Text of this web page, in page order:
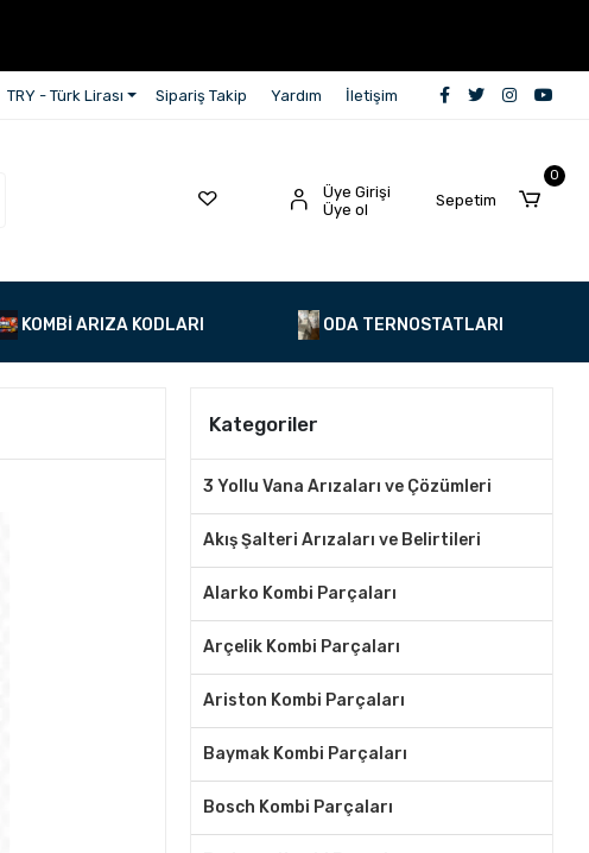
TRY - Türk Lirası Sipariş Takip Yardım İletişim
Üye Girişi
Üye ol
Sepetim
0
KOMBİ ARIZA KODLARI ODA TERNOSTATLARI
Kategoriler
3 Yollu Vana Arızaları ve Çözümleri
Akış Şalteri Arızaları ve Belirtileri
Alarko Kombi Parçaları
Arçelik Kombi Parçaları
Ariston Kombi Parçaları
Baymak Kombi Parçaları
Bosch Kombi Parçaları